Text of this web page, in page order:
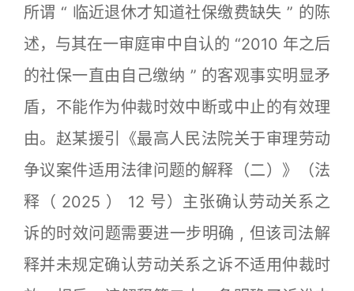
所谓 “ 临近退休才知道社保缴费缺失 ” 的陈
述，与其在一审庭审中自认的 “2010 年之后
的社保一直由自己缴纳 ” 的客观事实明显矛
盾，不能作为仲裁时效中断或中止的有效理
由。赵某援引《最高人民法院关于审理劳动
争议案件适用法律问题的解释（二）》（法
释（ 2025 ） 12 号）主张确认劳动关系之
诉的时效问题需要进一步明确 , 但该司法解
释并未规定确认劳动关系之诉不适用仲裁时